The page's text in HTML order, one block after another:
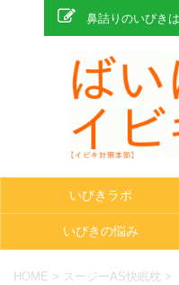
鼻詰りのいびき
いびきラボ
いびきの悩み
HOME > スージーAS快眠枕 >